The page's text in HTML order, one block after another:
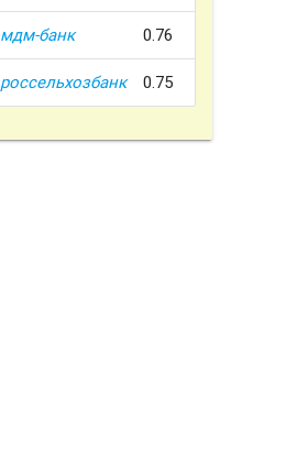
мдм-банк 0.76
россельхозбанк 0.75